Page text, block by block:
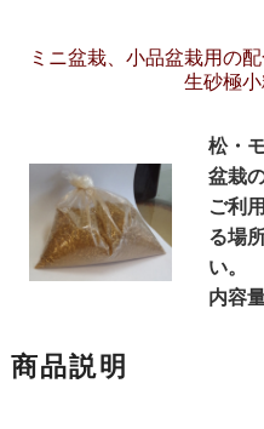
ミニ盆栽、小品盆栽用の
生砂極小
松・
盆栽
ご利
る場
い。
内容
商品説明